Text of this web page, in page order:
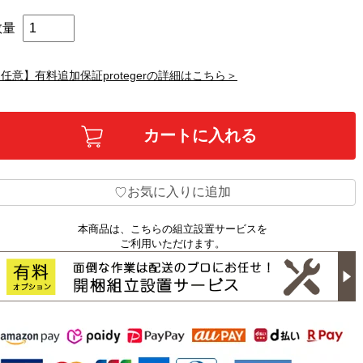
量
意】有料追加保証protegerの詳細はこちら＞
♡お気に入りに追加
本商品は、こちらの組立設置サービスを
ご利用いただけます。